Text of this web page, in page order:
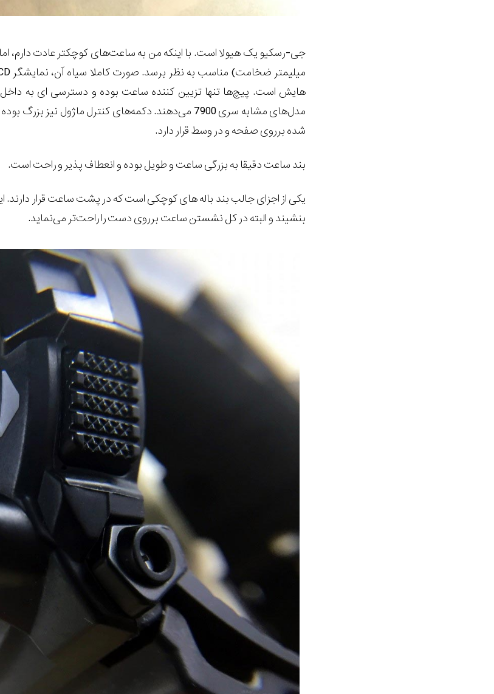
میلیمتر ضخامت) مناسب به نظر برسد. صورت کاملا سیاه آن، نمایشگر
هایش است. پیچ‌ها تنها تزیین کننده ساعت بوده و دسترسی ای به
مدل‌های مشابه سری 7900 می‌دهند. دکمه‌های کنترل ماژول نیز بزرگ بوده و دارای بافت مخصوص میباشد. دکمه
شده برروی صفحه و در وسط قرار دارد.
بند ساعت دقیقا به بزرگی ساعت و طویل بوده و انعطاف پذیر و راحت است.
یکی از اجزای جالب بند باله های کوچکی است که در پشت ساعت قرار
بنشیند و البته در کل نشستن ساعت برروی دست را راحت‌تر می‌نماید.